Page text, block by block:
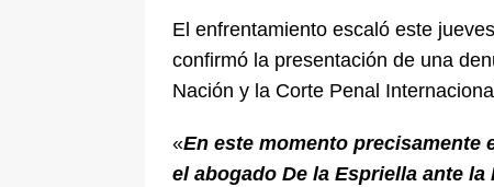
El enfrentamiento escaló este
confirmó la presentación de una
Nación y la Corte Penal
«En este momento precisamente
el abogado De la Espriella ante